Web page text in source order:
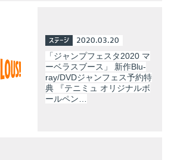
ステージ 2020.03.20
「ジャンプフェスタ2020 マ
ーベラスブース」 新作Blu-
ray/DVDジャンフェス予約特
典 『テニミュ オリジナルボ
ールペン…